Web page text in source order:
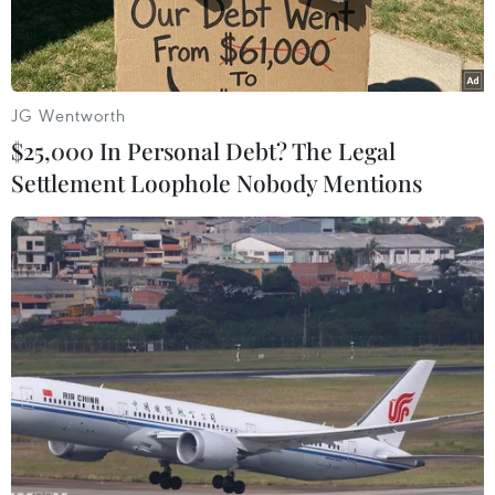
nước ven biển.
Máy bay không người lái ven biển. (Ảnh minh họa. Nguồn:
AFP/TTXVN)
Trước thực trạng ô nhiễm rác thải nhựa ven
biển đang gây ra các tác động tiêu cực đến kinh
tế-xã hội, gây nguy hiểm cho các loài sinh vật
JG Wentworth
$25,000 In Personal Debt? The Legal
Settlement Loophole Nobody Mentions